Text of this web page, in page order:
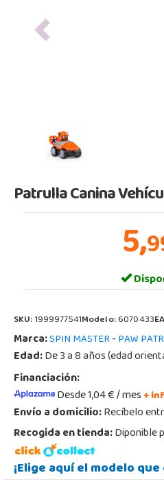
Previous
Patrulla Canina
5,
SKU:1999977541Modelo:6070433
Marca:SPIN MASTER-PAW
Edad:De 3 a 8 años (edad
Financiación:
Desde 1,04 € / mes+
Envío a domicilio:Recíbelo
Recogida en tienda:Diponible
¡Elige aquí el modelo